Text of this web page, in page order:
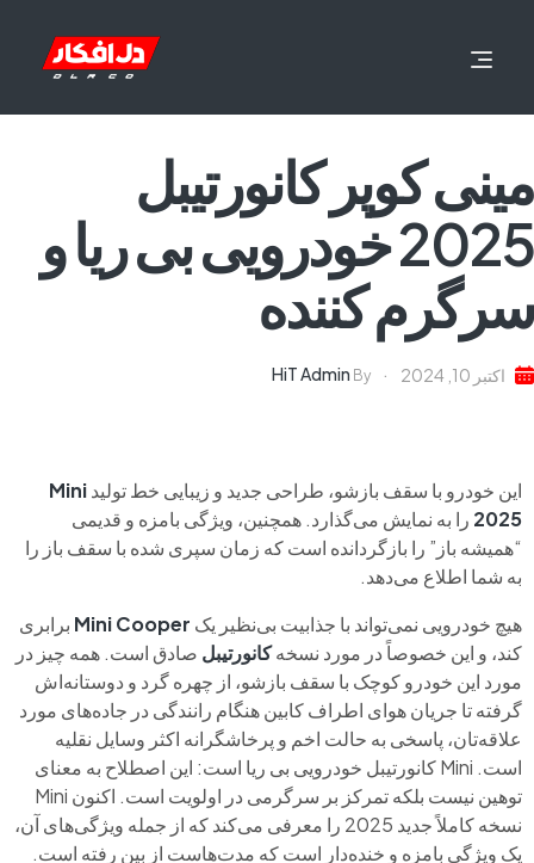
مینی کوپر کانورتیبل
2025 خودرویی بی ریا و
سرگرم کننده
اکتبر 10, 2024 By
HiT Admin
این خودرو با سقف بازشو، طراحی جدید و زیبایی خط تولیدMini
2025 را به نمایش می‌گذارد. همچنین، ویژگی بامزه و قدیمی
“همیشه باز” را بازگردانده است که زمان سپری شده با سقف باز را
به شما اطلاع می‌دهد.
هیچ خودرویی نمی‌تواند با جذابیت بی‌نظیر یک Mini Cooper برابری
کند، و این خصوصاً در مورد نسخهکانورتیبل صادق است. همه چیز در
مورد این خودرو کوچک با سقف بازشو، از چهره گرد و دوستانه‌اش
گرفته تا جریان هوای اطراف کابین هنگام رانندگی در جاده‌های مورد
علاقه‌تان، پاسخی به حالت اخم و پرخاشگرانه اکثر وسایل نقلیه
است. Mini کانورتیبل خودرویی بی ریا است: این اصطلاح به معنای
توهین نیست بلکه تمرکز بر سرگرمی در اولویت است. اکنون Mini
نسخه کاملاً جدید 2025 را معرفی می‌کند که از جمله ویژگی‌های آن،
یک ویژگی بامزه و خنده‌دار است که مدت‌هاست از بین رفته است.